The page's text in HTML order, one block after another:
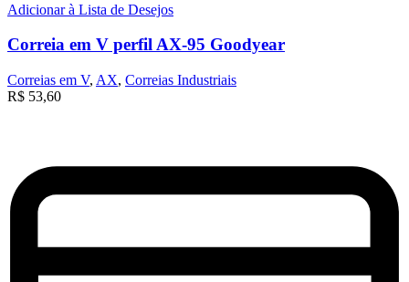
Adicionar à Lista de Desejos
Correia em V perfil AX-95 Goodyear
Correias em V, AX, Correias Industriais
R$ 53,60